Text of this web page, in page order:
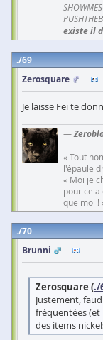
existe il
69
Zerosquare
Je laisse Fei te
—
« Tout
l'épaule
« Moi je
pour cela
que moi
70
Brunni
Zerosquare (./
Justement,
fréquentées
des items